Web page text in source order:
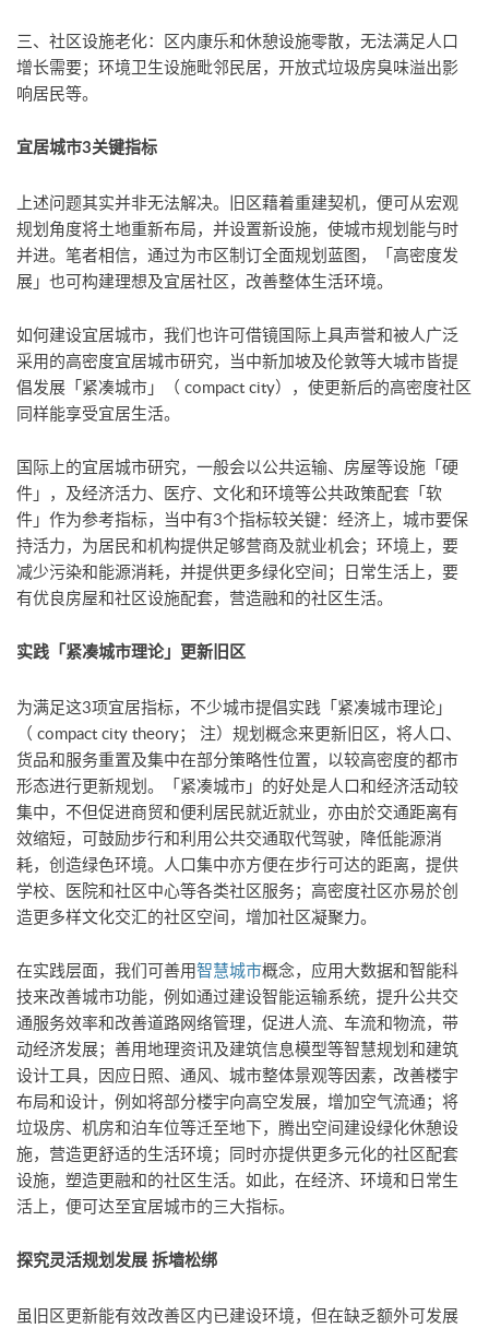
三、社区设施老化：区内康乐和休憩设施零散，无法满足人口
增长需要；环境卫生设施毗邻民居，开放式垃圾房臭味溢出影
响居民等。
宜居城市3关键指标
上述问题其实并非无法解决。旧区藉着重建契机，便可从宏观
规划角度将土地重新布局，并设置新设施，使城市规划能与时
并进。笔者相信，通过为市区制订全面规划蓝图，「高密度发
展」也可构建理想及宜居社区，改善整体生活环境。
如何建设宜居城市，我们也许可借镜国际上具声誉和被人广泛
采用的高密度宜居城市研究，当中新加坡及伦敦等大城市皆提
倡发展「紧凑城市」（ compact city），使更新后的高密度社区
同样能享受宜居生活。
国际上的宜居城市研究，一般会以公共运输、房屋等设施「硬
件」，及经济活力、医疗、文化和环境等公共政策配套「软
件」作为参考指标，当中有3个指标较关键：经济上，城市要保
持活力，为居民和机构提供足够营商及就业机会；环境上，要
减少污染和能源消耗，并提供更多绿化空间；日常生活上，要
有优良房屋和社区设施配套，营造融和的社区生活。
实践「紧凑城市理论」更新旧区
为满足这3项宜居指标，不少城市提倡实践「紧凑城市理论」
（ compact city theory； 注）规划概念来更新旧区，将人口、
货品和服务重置及集中在部分策略性位置，以较高密度的都市
形态进行更新规划。「紧凑城市」的好处是人口和经济活动较
集中，不但促进商贸和便利居民就近就业，亦由於交通距离有
效缩短，可鼓励步行和利用公共交通取代驾驶，降低能源消
耗，创造绿色环境。人口集中亦方便在步行可达的距离，提供
学校、医院和社区中心等各类社区服务；高密度社区亦易於创
造更多样文化交汇的社区空间，增加社区凝聚力。
在实践层面，我们可善用智慧城市概念，应用大数据和智能科
技来改善城市功能，例如通过建设智能运输系统，提升公共交
通服务效率和改善道路网络管理，促进人流、车流和物流，带
动经济发展；善用地理资讯及建筑信息模型等智慧规划和建筑
设计工具，因应日照、通风、城市整体景观等因素，改善楼宇
布局和设计，例如将部分楼宇向高空发展，增加空气流通；将
垃圾房、机房和泊车位等迁至地下，腾出空间建设绿化休憩设
施，营造更舒适的生活环境；同时亦提供更多元化的社区配套
设施，塑造更融和的社区生活。如此，在经济、环境和日常生
活上，便可达至宜居城市的三大指标。
探究灵活规划发展 拆墙松绑
虽旧区更新能有效改善区内已建设环境，但在缺乏额外可发展